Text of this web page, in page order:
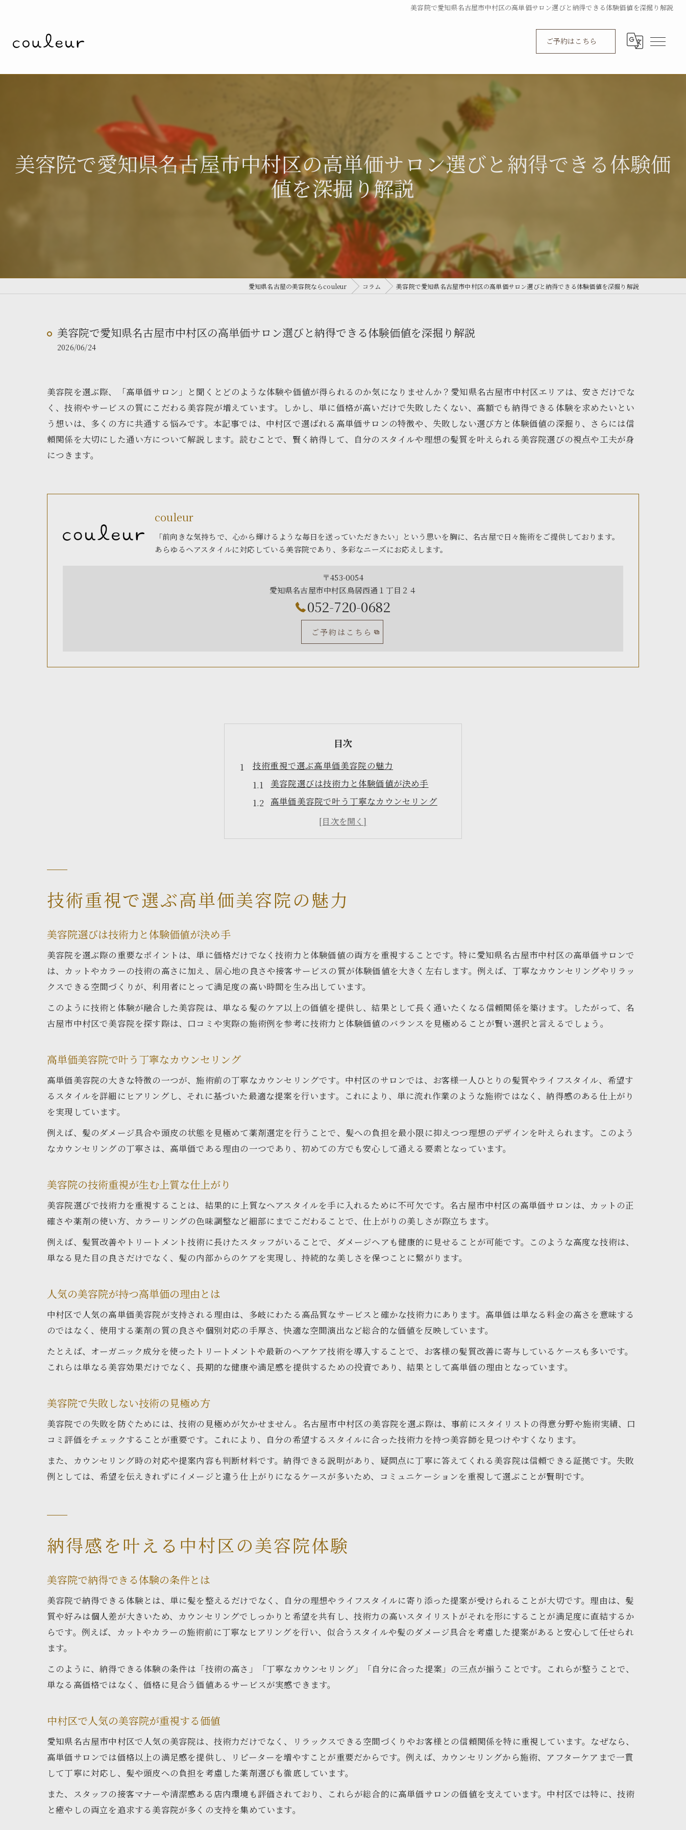
美容院で愛知県名古屋市中村区の高単価サロン選びと納得できる体験価値を深掘り解説
ご予約はこちら
美容院で愛知県名古屋市中村区の高単価サロン選びと納得できる体験価
値を深掘り解説
愛知県名古屋の美容院ならcouleur コラム 美容院で愛知県名古屋市中村区の高単価サロン選びと納得できる体験価値を深掘り解説
美容院で愛知県名古屋市中村区の高単価サロン選びと納得できる体験価値を深掘り解説
2026/06/24
美容院を選ぶ際、「高単価サロン」と聞くとどのような体験や価値が得られるのか気になりませんか？愛知県名古屋市中村区エリアは、安さだけでな
く、技術やサービスの質にこだわる美容院が増えています。しかし、単に価格が高いだけで失敗したくない、高額でも納得できる体験を求めたいとい
う想いは、多くの方に共通する悩みです。本記事では、中村区で選ばれる高単価サロンの特徴や、失敗しない選び方と体験価値の深掘り、さらには信
頼関係を大切にした通い方について解説します。読むことで、賢く納得して、自分のスタイルや理想の髪質を叶えられる美容院選びの視点や工夫が身
につきます。
couleur
「前向きな気持ちで、心から輝けるような毎日を送っていただきたい」という思いを胸に、名古屋で日々施術をご提供しております。
あらゆるヘアスタイルに対応している美容院であり、多彩なニーズにお応えします。
〒453-0054
愛知県名古屋市中村区鳥居西通１丁目２４
052-720-0682
ご予約はこちら
目次
技術重視で選ぶ高単価美容院の魅力
美容院選びは技術力と体験価値が決め手
高単価美容院で叶う丁寧なカウンセリング
美容院の技術重視が生む上質な仕上がり
人気の美容院が持つ高単価の理由とは
美容院で納得できる体験の条件とは
中村区で人気の美容院が重視する価値
中村区の美容院で実感できる安心感
髪質改善と上質サービスが際立つ理由
上質サービスを重視する美容院の特徴
満足度を高める美容院の選び方徹底解説
美容院の口コミや人気を活用した比較法
美容院の高単価サロンが提供する体験価値
高単価美容院のサービスが選ばれる理由
美容院の価格と満足度のバランスを考える
美容院で理想のヘアスタイルを叶える方法
美容院選びで失敗しないための事前準備
美容院と信頼関係を築く通い方の工夫
美容院での要望伝達が仕上がりを左右する
技術重視で選ぶ高単価美容院の魅力
美容院選びは技術力と体験価値が決め手
美容院を選ぶ際の重要なポイントは、単に価格だけでなく技術力と体験価値の両方を重視することです。特に愛知県名古屋市中村区の高単価サロンで
は、カットやカラーの技術の高さに加え、居心地の良さや接客サービスの質が体験価値を大きく左右します。例えば、丁寧なカウンセリングやリラッ
クスできる空間づくりが、利用者にとって満足度の高い時間を生み出しています。
このように技術と体験が融合した美容院は、単なる髪のケア以上の価値を提供し、結果として長く通いたくなる信頼関係を築けます。したがって、名
古屋市中村区で美容院を探す際は、口コミや実際の施術例を参考に技術力と体験価値のバランスを見極めることが賢い選択と言えるでしょう。
高単価美容院で叶う丁寧なカウンセリング
高単価美容院の大きな特徴の一つが、施術前の丁寧なカウンセリングです。中村区のサロンでは、お客様一人ひとりの髪質やライフスタイル、希望す
るスタイルを詳細にヒアリングし、それに基づいた最適な提案を行います。これにより、単に流れ作業のような施術ではなく、納得感のある仕上がり
を実現しています。
例えば、髪のダメージ具合や頭皮の状態を見極めて薬剤選定を行うことで、髪への負担を最小限に抑えつつ理想のデザインを叶えられます。このよう
なカウンセリングの丁寧さは、高単価である理由の一つであり、初めての方でも安心して通える要素となっています。
美容院の技術重視が生む上質な仕上がり
美容院選びで技術力を重視することは、結果的に上質なヘアスタイルを手に入れるために不可欠です。名古屋市中村区の高単価サロンは、カットの正
確さや薬剤の使い方、カラーリングの色味調整など細部にまでこだわることで、仕上がりの美しさが際立ちます。
例えば、髪質改善やトリートメント技術に長けたスタッフがいることで、ダメージヘアも健康的に見せることが可能です。このような高度な技術は、
単なる見た目の良さだけでなく、髪の内部からのケアを実現し、持続的な美しさを保つことに繋がります。
人気の美容院が持つ高単価の理由とは
中村区で人気の高単価美容院が支持される理由は、多岐にわたる高品質なサービスと確かな技術力にあります。高単価は単なる料金の高さを意味する
のではなく、使用する薬剤の質の良さや個別対応の手厚さ、快適な空間演出など総合的な価値を反映しています。
たとえば、オーガニック成分を使ったトリートメントや最新のヘアケア技術を導入することで、お客様の髪質改善に寄与しているケースも多いです。
これらは単なる美容効果だけでなく、長期的な健康や満足感を提供するための投資であり、結果として高単価の理由となっています。
美容院で失敗しない技術の見極め方
美容院での失敗を防ぐためには、技術の見極めが欠かせません。名古屋市中村区の美容院を選ぶ際は、事前にスタイリストの得意分野や施術実績、口
コミ評価をチェックすることが重要です。これにより、自分の希望するスタイルに合った技術力を持つ美容師を見つけやすくなります。
また、カウンセリング時の対応や提案内容も判断材料です。納得できる説明があり、疑問点に丁寧に答えてくれる美容院は信頼できる証拠です。失敗
例としては、希望を伝えきれずにイメージと違う仕上がりになるケースが多いため、コミュニケーションを重視して選ぶことが賢明です。
納得感を叶える中村区の美容院体験
美容院で納得できる体験の条件とは
美容院で納得できる体験とは、単に髪を整えるだけでなく、自分の理想やライフスタイルに寄り添った提案が受けられることが大切です。理由は、髪
質や好みは個人差が大きいため、カウンセリングでしっかりと希望を共有し、技術力の高いスタイリストがそれを形にすることが満足度に直結するか
らです。例えば、カットやカラーの施術前に丁寧なヒアリングを行い、似合うスタイルや髪のダメージ具合を考慮した提案があると安心して任せられ
ます。
このように、納得できる体験の条件は「技術の高さ」「丁寧なカウンセリング」「自分に合った提案」の三点が揃うことです。これらが整うことで、
単なる高価格ではなく、価格に見合う価値あるサービスが実感できます。
中村区で人気の美容院が重視する価値
愛知県名古屋市中村区で人気の美容院は、技術力だけでなく、リラックスできる空間づくりやお客様との信頼関係を特に重視しています。なぜなら、
高単価サロンでは価格以上の満足感を提供し、リピーターを増やすことが重要だからです。例えば、カウンセリングから施術、アフターケアまで一貫
して丁寧に対応し、髪や頭皮への負担を考慮した薬剤選びも徹底しています。
また、スタッフの接客マナーや清潔感ある店内環境も評価されており、これらが総合的に高単価サロンの価値を支えています。中村区では特に、技術
と癒やしの両立を追求する美容院が多くの支持を集めています。